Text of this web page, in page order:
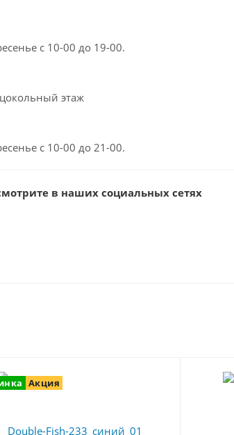
с 10-00 до 19-00.
этаж
с 10-00 до 21-00.
в наших социальных сетях
Акция